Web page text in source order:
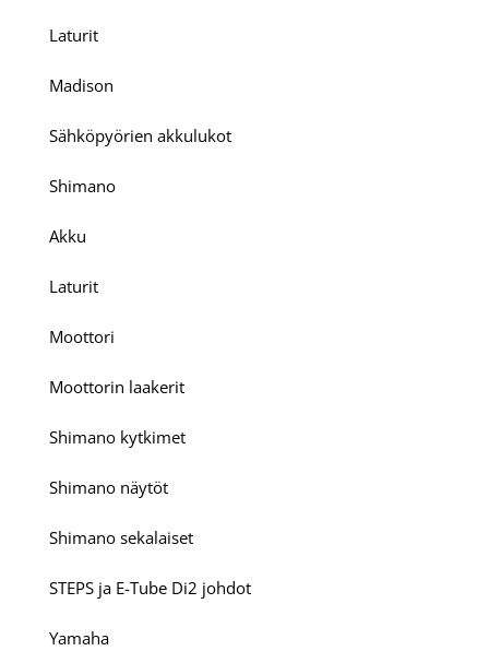
Laturit
Madison
Sähköpyörien akkulukot
Shimano
Akku
Laturit
Moottori
Moottorin laakerit
Shimano kytkimet
Shimano näytöt
Shimano sekalaiset
STEPS ja E-Tube Di2 johdot
Yamaha